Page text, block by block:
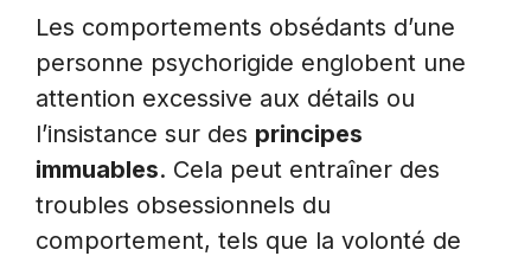
Les comportements obsédants d’une
personne psychorigide englobent une
attention excessive aux détails ou
l’insistance sur des principes
immuables. Cela peut entraîner des
troubles obsessionnels du
comportement, tels que la volonté de